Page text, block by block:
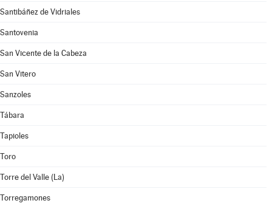
Santibáñez de Vidriales
Santovenia
San Vicente de la Cabeza
San Vitero
Sanzoles
Tábara
Tapioles
Toro
Torre del Valle (La)
Torregamones